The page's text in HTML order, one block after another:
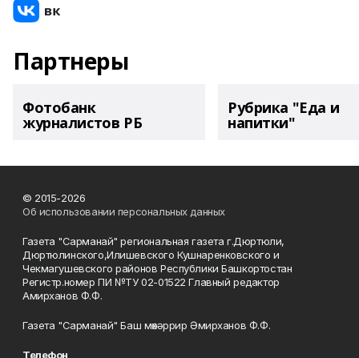
Партнеры
Фотобанк
журналистов РБ
Рубрика "Еда и
напитки"
© 2015-2026
Об использовании персональных данных
Газета "Сарманай" региональная газета г.Дюртюли,
Дюртюлинского,Илишевского Кушнаренковского и
Чекмагушевского районов Республики Башкортостан
Регистр.номер ПИ №ТУ 02-01522 Главный редактор
Амирханов Ф.Ф.
Газета "Сарманай" Баш мөхәррир Әмирханов Ф.Ф.
Телефон